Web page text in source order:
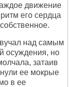
движение
его сердца
над самым
осуждения, но
затаив
ее мокрые
в ее